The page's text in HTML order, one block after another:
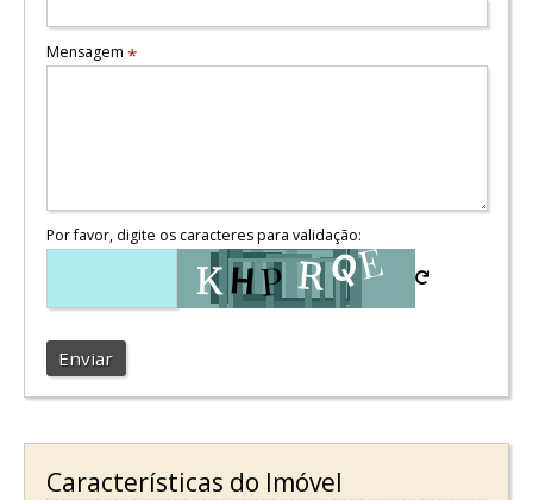
Mensagem *
Por favor, digite os caracteres para validação:
Enviar
Características do Imóvel